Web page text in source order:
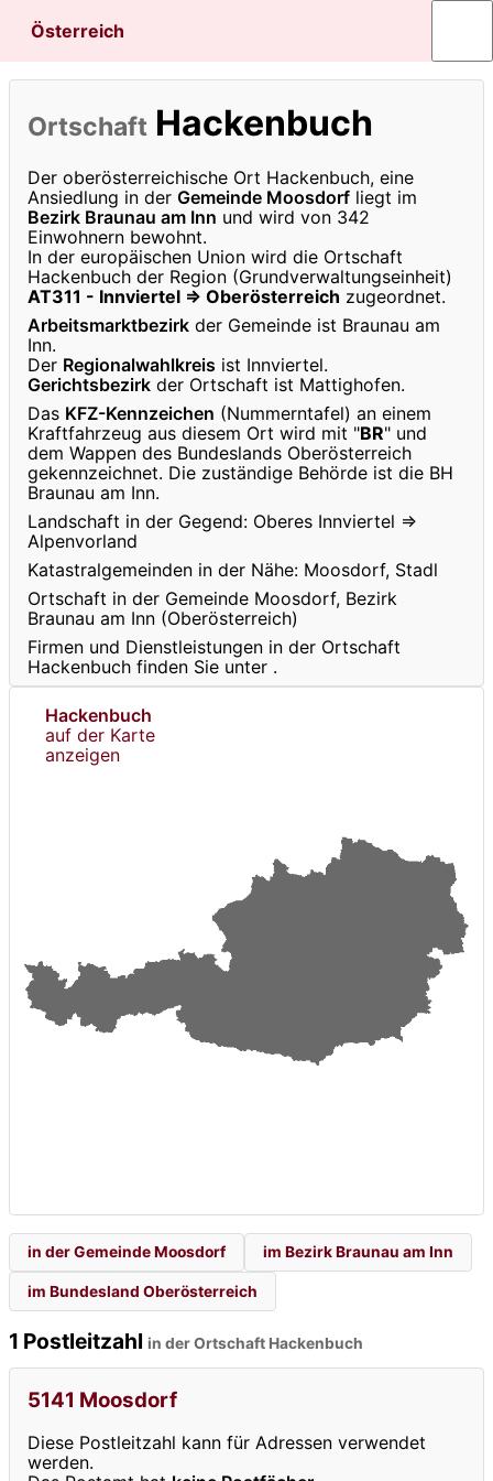
Österreich
Ortschaft Hackenbuch
Der oberösterreichische Ort Hackenbuch, eine
Ansiedlung in der Gemeinde Moosdorf liegt im
Bezirk Braunau am Inn und wird von 342
Einwohnern bewohnt.
In der europäischen Union wird die Ortschaft
Hackenbuch der Region (Grundverwaltungseinheit)
AT311 - Innviertel ⇒ Oberösterreich zugeordnet.
Arbeitsmarktbezirk der Gemeinde ist Braunau am
Inn.
Der Regionalwahlkreis ist Innviertel.
Gerichtsbezirk der Ortschaft ist Mattighofen.
Das KFZ-Kennzeichen (Nummerntafel) an einem
Kraftfahrzeug aus diesem Ort wird mit "BR" und
dem Wappen des Bundeslands Oberösterreich
gekennzeichnet. Die zuständige Behörde ist die BH
Braunau am Inn.
Landschaft in der Gegend: Oberes Innviertel ⇒
Alpenvorland
Katastralgemeinden in der Nähe: Moosdorf, Stadl
Ortschaft in der Gemeinde Moosdorf, Bezirk
Braunau am Inn (Oberösterreich)
Firmen und Dienstleistungen in der Ortschaft
Hackenbuch finden Sie unter .
Hackenbuch
auf der Karte
anzeigen
in der Gemeinde Moosdorf im Bezirk Braunau am Inn
im Bundesland Oberösterreich
1 Postleitzahl in der Ortschaft Hackenbuch
5141 Moosdorf
Diese Postleitzahl kann für Adressen verwendet
werden.